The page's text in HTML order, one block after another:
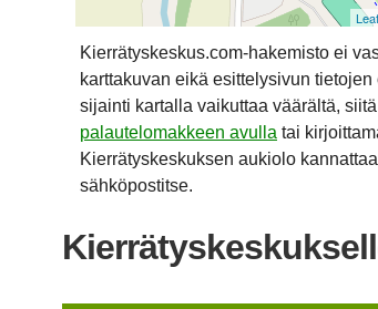
Kierrätyskeskus.com-hakemisto ei
karttakuvan eikä esittelysivun
sijainti kartalla vaikuttaa väärältä,
palautelomakkeen avulla tai
Kierrätyskeskuksen aukiolo
sähköpostitse.